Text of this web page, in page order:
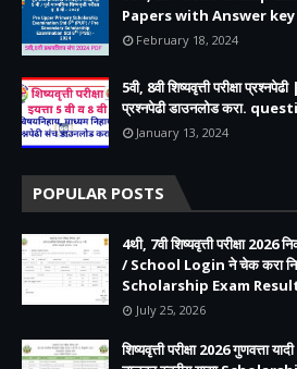
Papers with Answer
February 18, 2024
5वी, 8वी शिष्यवृत्ती परीक्षा
प्रश्नपेढी डाउनलोड करा.
January 13, 2024
POPULAR POSTS
4थी, 7वी शिष्यवृत्ती परीक्षा
/ School Login ने चेक करा
Scholarship Exam
July 25, 2026
शिष्यवृत्ती परीक्षा 2026 गुणवत्ता